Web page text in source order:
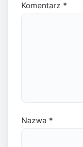
Komentarz *
Nazwa *